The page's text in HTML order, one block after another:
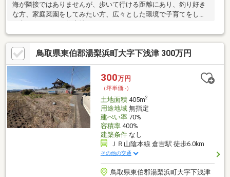
海が隣接ではありませんが、歩いて行ける距離にあり、釣り好き
な方、家庭菜園をしてみたい方、広々とした環境で子育てをした
鳥取県東伯郡湯梨浜町大字下浅津 300万円
300万円
（坪単価:-）
土地面積405m2
用途地域無指定
建ぺい率70%
容積率400%
建築条件なし
ＪＲ山陰本線 倉吉駅 徒歩6.0km
その他の交通
鳥取県東伯郡湯梨浜町大字下浅津